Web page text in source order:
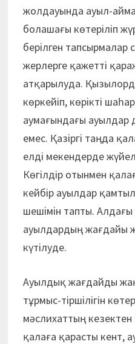
жолдауында ауыл-
болашағы көтеріліп
берілген
жерлерге қажетті
атқарылуда.
көркейіп, көрікті
аумағындағы ауылдар
емес. Қазіргі таңда
елді мекендерде
Көгілдір отынмен
кейбір ауылдар
шешімін тапты.
ауылдардың жағдайы
күтілуде.
Ауылдық жағдайды
тұрмыс-тіршілігін
мәслихаттың кезектен
қалаға қарас­ты кент,